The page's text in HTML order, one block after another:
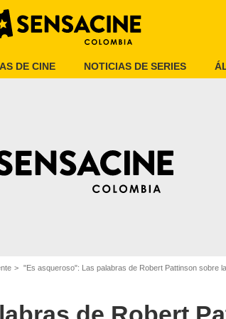
DE CINE NOTICIAS DE SERIES
"Es asqueroso": Las palabras de Robert Pattinson sobre